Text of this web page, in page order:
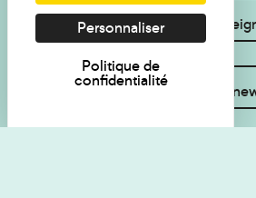
Je souhaite des
Inscrivez-vous à la
Personnaliser
Politique de
confidentialité